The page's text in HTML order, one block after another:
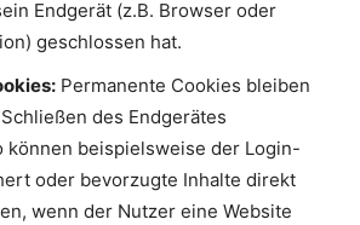
Endgerät (z.B. Browser oder
geschlossen hat.
Permanente Cookies bleiben
des Endgerätes
können beispielsweise der Login-
oder bevorzugte Inhalte direkt
wenn der Nutzer eine Website